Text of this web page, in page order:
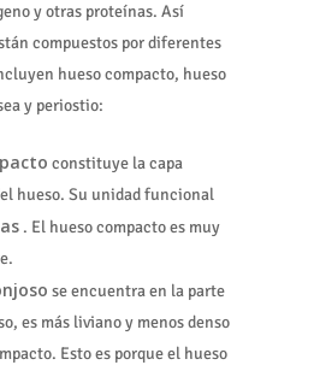
y otras proteínas. Así
compuestos por diferentes
hueso compacto, hueso
y periostio:
constituye la capa
hueso. Su unidad funcional
. El hueso compacto es muy
se encuentra en la parte
es más liviano y menos denso
Esto es porque el hueso